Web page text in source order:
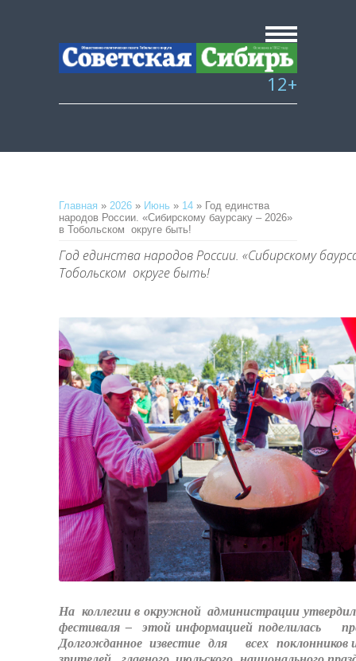
12+
Главная » 2026 » Июнь » 14 » Год единства
народов России. «Сибирскому баурсаку – 2026»
в Тобольском округе быть!
Год единства народов России. «Сибирскому
Тобольском округе быть!
На коллегии в окружной администрации
фестиваля – этой информацией поделилась
Долгожданное известие для всех